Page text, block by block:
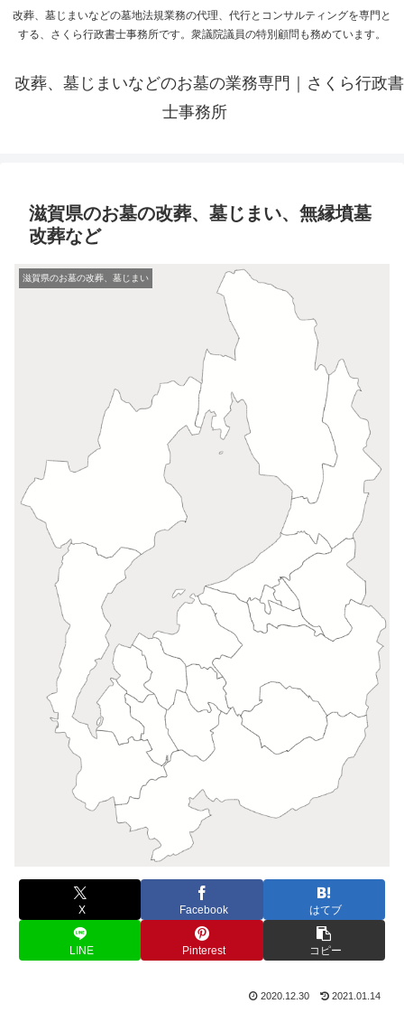
改葬、墓じまいなどの墓地法規業務の代理、代行とコンサルティングを専門と
する、さくら行政書士事務所です。衆議院議員の特別顧問も務めています。
改葬、墓じまいなどのお墓の業務専門｜さくら行政書
士事務所
滋賀県のお墓の改葬、墓じまい、無縁墳墓
改葬など
滋賀県のお墓の改葬、墓じまい
X Facebook はてブ
LINE Pinterest コピー
2020.12.30 2021.01.14